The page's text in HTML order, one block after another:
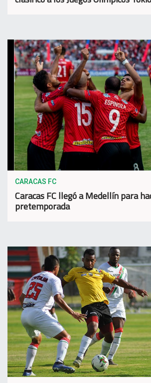
CARACAS FC
Caracas FC llegó a Medellín para
pretemporada